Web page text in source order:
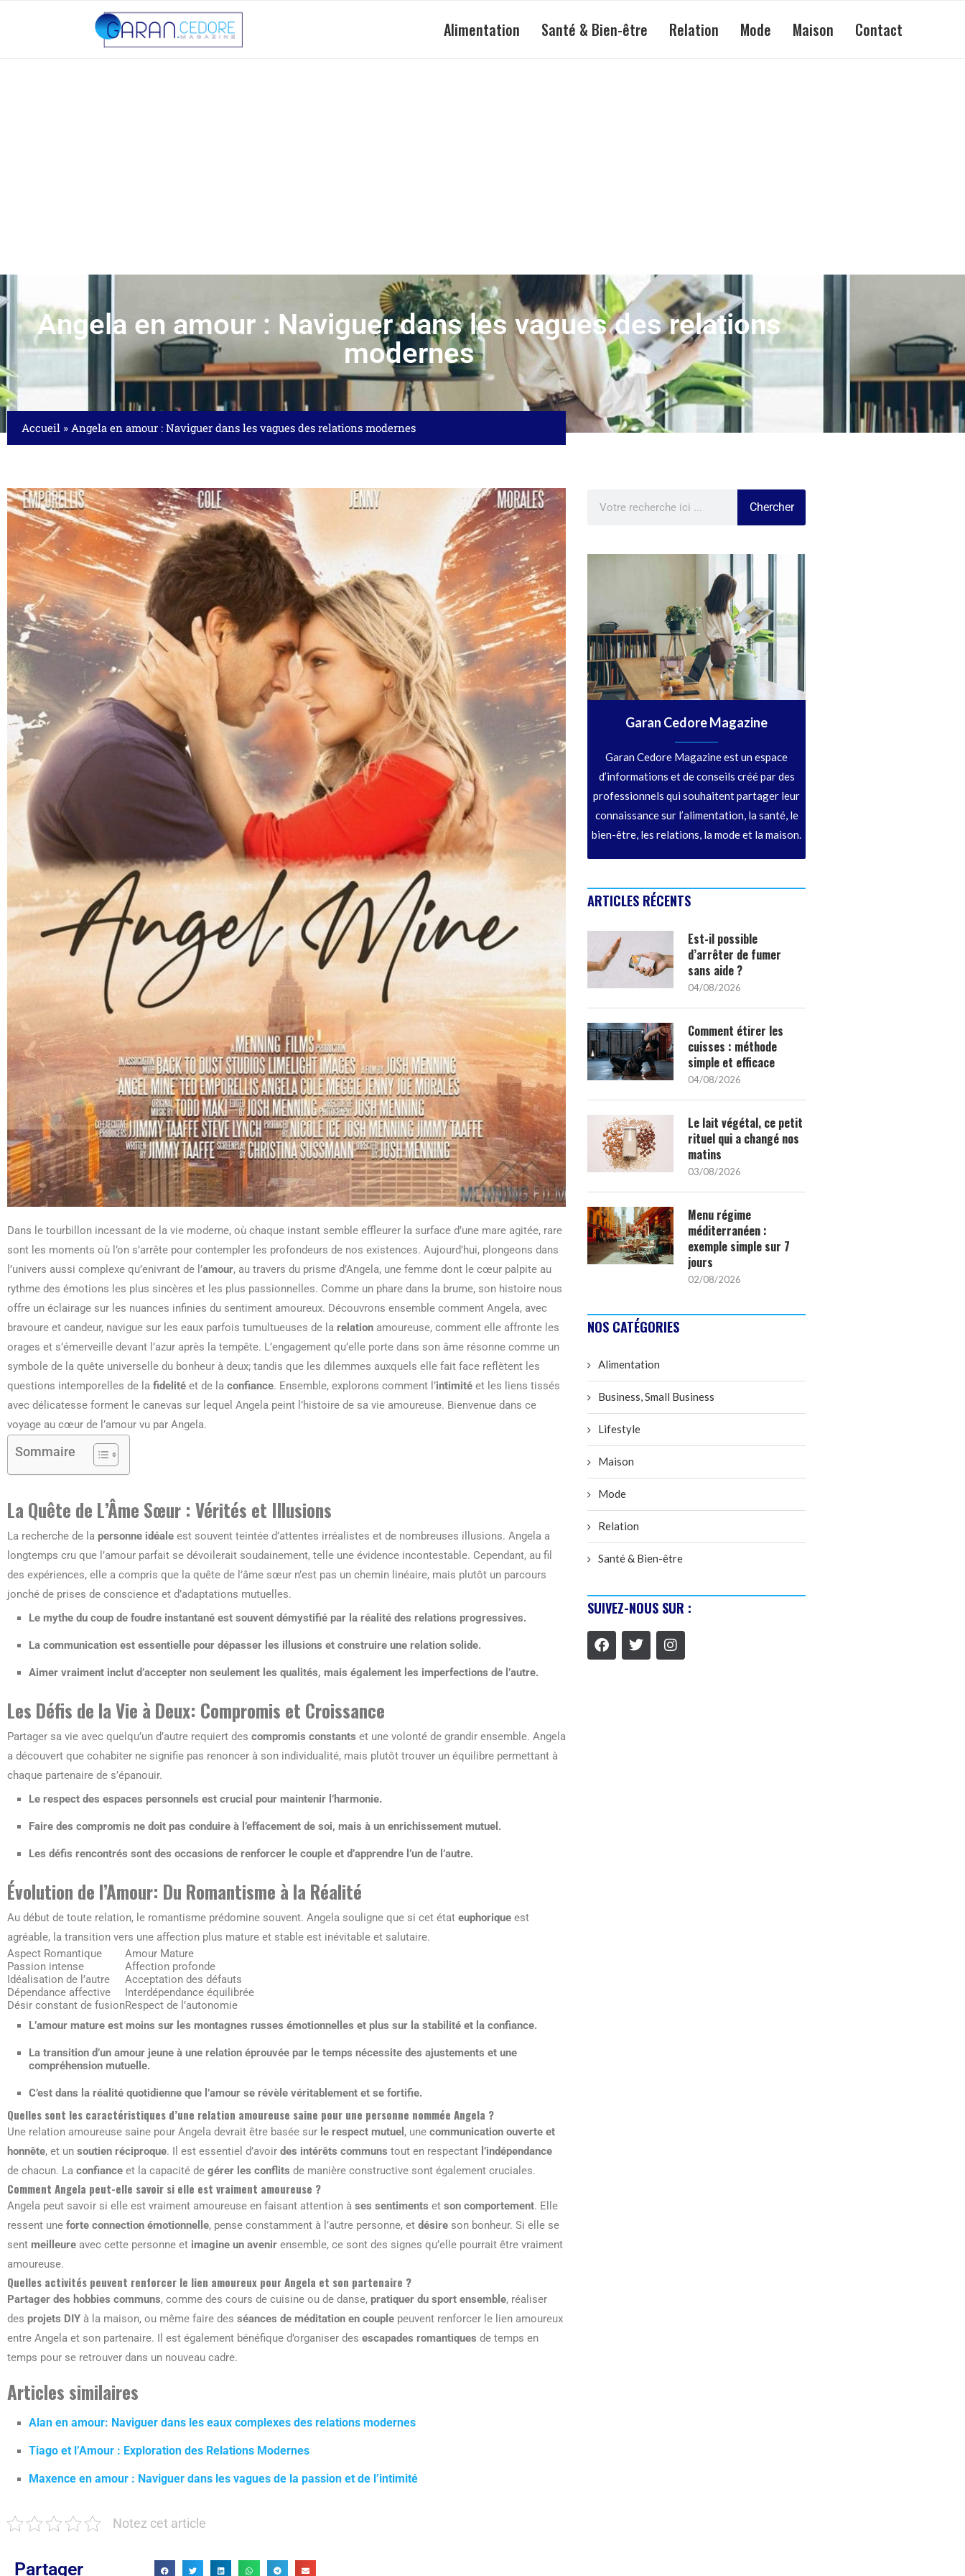
Alimentation Santé & Bien-être Relation Mode Maison Contact
Angela en amour : Naviguer dans les vagues des relations
modernes
Accueil » Angela en amour : Naviguer dans les vagues des relations modernes
Dans le tourbillon incessant de la vie moderne, où chaque instant semble effleurer la surface d’une mare agitée, rare
sont les moments où l’on s’arrête pour contempler les profondeurs de nos existences. Aujourd’hui, plongeons dans
l’univers aussi complexe qu’enivrant de l’amour, au travers du prisme d’Angela, une femme dont le cœur palpite au
rythme des émotions les plus sincères et les plus passionnelles. Comme un phare dans la brume, son histoire nous
offre un éclairage sur les nuances infinies du sentiment amoureux. Découvrons ensemble comment Angela, avec
bravoure et candeur, navigue sur les eaux parfois tumultueuses de la relation amoureuse, comment elle affronte les
orages et s’émerveille devant l’azur après la tempête. L’engagement qu’elle porte dans son âme résonne comme un
symbole de la quête universelle du bonheur à deux; tandis que les dilemmes auxquels elle fait face reflètent les
questions intemporelles de la fidelité et de la confiance. Ensemble, explorons comment l’intimité et les liens tissés
avec délicatesse forment le canevas sur lequel Angela peint l’histoire de sa vie amoureuse. Bienvenue dans ce
voyage au cœur de l’amour vu par Angela.
Sommaire
La Quête de L’Âme Sœur : Vérités et Illusions
La recherche de la personne idéale est souvent teintée d’attentes irréalistes et de nombreuses illusions. Angela a
longtemps cru que l’amour parfait se dévoilerait soudainement, telle une évidence incontestable. Cependant, au fil
des expériences, elle a compris que la quête de l’âme sœur n’est pas un chemin linéaire, mais plutôt un parcours
jonché de prises de conscience et d’adaptations mutuelles.
Le mythe du coup de foudre instantané est souvent démystifié par la réalité des relations progressives.
La communication est essentielle pour dépasser les illusions et construire une relation solide.
Aimer vraiment inclut d’accepter non seulement les qualités, mais également les imperfections de l’autre.
Les Défis de la Vie à Deux: Compromis et Croissance
Partager sa vie avec quelqu’un d’autre requiert des compromis constants et une volonté de grandir ensemble. Angela
a découvert que cohabiter ne signifie pas renoncer à son individualité, mais plutôt trouver un équilibre permettant à
chaque partenaire de s’épanouir.
Le respect des espaces personnels est crucial pour maintenir l’harmonie.
Faire des compromis ne doit pas conduire à l’effacement de soi, mais à un enrichissement mutuel.
Les défis rencontrés sont des occasions de renforcer le couple et d’apprendre l’un de l’autre.
Évolution de l’Amour: Du Romantisme à la Réalité
Au début de toute relation, le romantisme prédomine souvent. Angela souligne que si cet état euphorique est
agréable, la transition vers une affection plus mature et stable est inévitable et salutaire.
Aspect Romantique
Amour Mature
Passion intense
Affection profonde
Idéalisation de l’autre
Acceptation des défauts
Dépendance affective
Interdépendance équilibrée
Désir constant de fusionRespect de l’autonomie
L’amour mature est moins sur les montagnes russes émotionnelles et plus sur la stabilité et la confiance.
La transition d’un amour jeune à une relation éprouvée par le temps nécessite des ajustements et une
compréhension mutuelle.
C’est dans la réalité quotidienne que l’amour se révèle véritablement et se fortifie.
Quelles sont les caractéristiques d’une relation amoureuse saine pour une personne nommée Angela ?
Une relation amoureuse saine pour Angela devrait être basée sur le respect mutuel , une communication ouverte et
honnête, et un soutien réciproque. Il est essentiel d’avoir des intérêts communs tout en respectant l’indépendance
de chacun. La confiance et la capacité de gérer les conflits de manière constructive sont également cruciales.
Comment Angela peut-elle savoir si elle est vraiment amoureuse ?
Angela peut savoir si elle est vraiment amoureuse en faisant attention à ses sentiments et son comportement. Elle
ressent une forte connection émotionnelle, pense constamment à l’autre personne, et désire son bonheur. Si elle se
sent meilleure avec cette personne et imagine un avenir ensemble, ce sont des signes qu’elle pourrait être vraiment
amoureuse.
Quelles activités peuvent renforcer le lien amoureux pour Angela et son partenaire ?
Partager des hobbies communs, comme des cours de cuisine ou de danse, pratiquer du sport ensemble, réaliser
des projets DIY à la maison, ou même faire des séances de méditation en couple peuvent renforcer le lien amoureux
entre Angela et son partenaire. Il est également bénéfique d’organiser des escapades romantiques de temps en
temps pour se retrouver dans un nouveau cadre.
Articles similaires
Alan en amour: Naviguer dans les eaux complexes des relations modernes
Tiago et l’Amour : Exploration des Relations Modernes
Maxence en amour : Naviguer dans les vagues de la passion et de l’intimité
Notez cet article
Partager
Chercher
Garan Cedore Magazine
Garan Cedore Magazine est un espace
d’informations et de conseils créé par des
professionnels qui souhaitent partager leur
connaissance sur l’alimentation, la santé, le
bien-être, les relations, la mode et la maison.
ARTICLES RÉCENTS
Est-il possible
d’arrêter de fumer
sans aide ?
04/08/2026
Comment étirer les
cuisses : méthode
simple et efficace
04/08/2026
Le lait végétal, ce petit
rituel qui a changé nos
matins
03/08/2026
Menu régime
méditerranéen :
exemple simple sur 7
jours
02/08/2026
NOS CATÉGORIES
Alimentation
Business, Small Business
Lifestyle
Maison
Mode
Relation
Santé & Bien-être
SUIVEZ-NOUS SUR :